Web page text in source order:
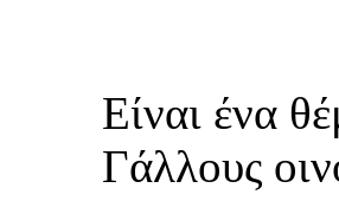
Είναι ένα
Γάλλους